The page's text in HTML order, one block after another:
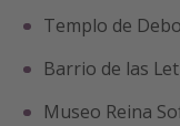
Templo de
Barrio de las
Museo Reina